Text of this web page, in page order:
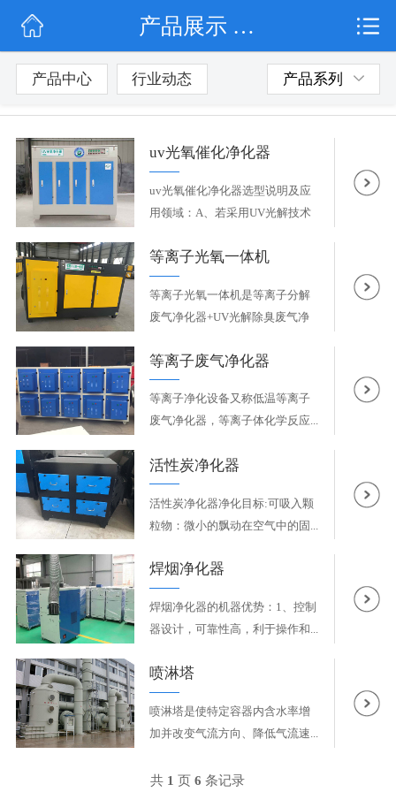
公司简介
行业动态
产品展示
产品展示 / 废气处理设备
产品中心 行业动态 产品系列
uv光氧催化净化器
uv光氧催化净化器选型说明及应
用领域：A、若采用UV光解技术
等离子光氧一体机
等离子光氧一体机是等离子分解
废气净化器+UV光解除臭废气净
等离子废气净化器
等离子净化设备又称低温等离子
废气净化器，等离子体化学反应...
活性炭净化器
活性炭净化器净化目标:可吸入颗
粒物：微小的飘动在空气中的固...
焊烟净化器
焊烟净化器的机器优势：1、控制
器设计，可靠性高，利于操作和...
喷淋塔
喷淋塔是使特定容器内含水率增
加并改变气流方向、降低气流速...
共 1 页6 条记录